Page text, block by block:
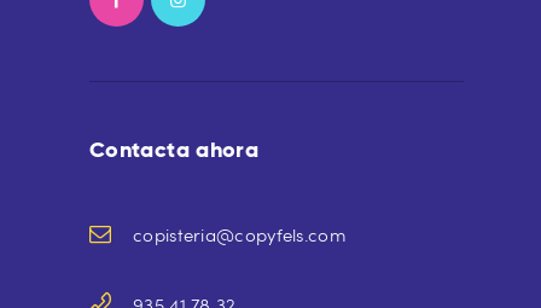
Contacta ahora
copisteria@copyfels.com